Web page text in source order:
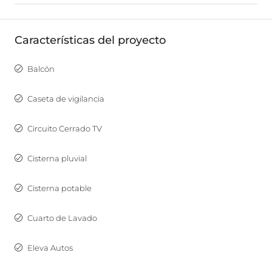
Características del proyecto
Balcón
Caseta de vigilancia
Circuito Cerrado TV
Cisterna pluvial
Cisterna potable
Cuarto de Lavado
Eleva Autos